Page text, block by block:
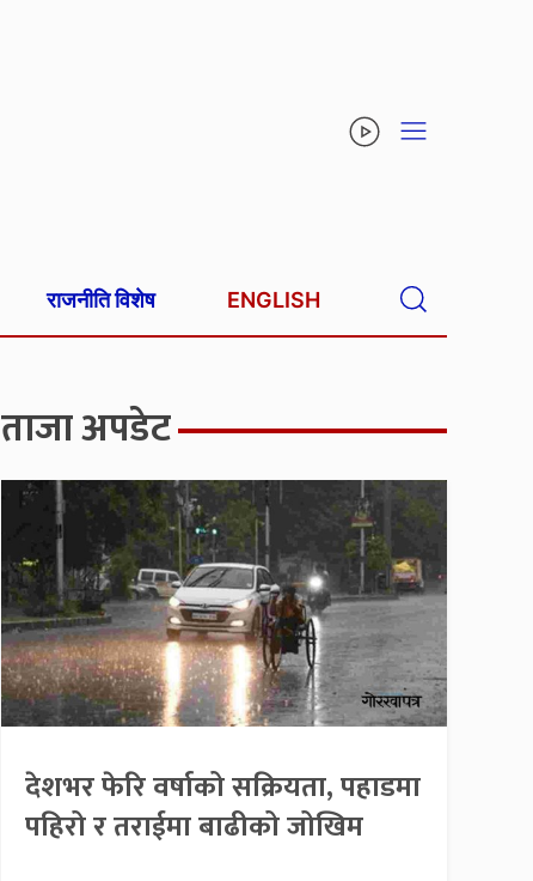
राजनीति विशेष ENGLISH
ताजा अपडेट
देशभर फेरि वर्षाको सक्रियता, पहाडमा
पहिरो र तराईमा बाढीको जोखिम